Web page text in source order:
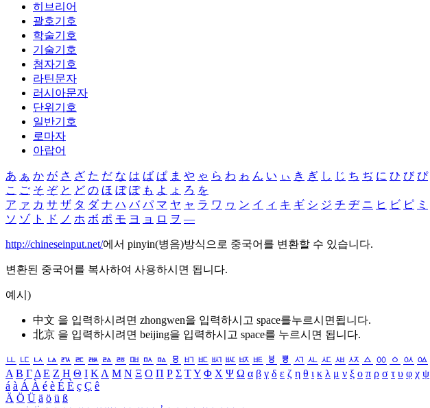
히브리어
괄호기호
학술기호
기술기호
첨자기호
라틴문자
러시아문자
단위기호
일반기호
로마자
아랍어
あ ぁ か が さ ざ た だ な は ば ぱ ま や ゃ ら わ ゎ ん い ぃ き ぎ し じ ち ぢ に ひ び ぴ
こ ご そ ぞ と ど の ほ ぼ ぽ も よ ょ ろ を
ア ァ カ サ ザ タ ダ ナ ハ バ パ マ ヤ ャ ラ ワ ヮ ン イ ィ キ ギ シ ジ チ ヂ ニ ヒ ビ ピ ミ
ソ ゾ ト ド ノ ホ ボ ポ モ ヨ ョ ロ ヲ ―
http://chineseinput.net/에서 pinyin(병음)방식으로 중국어를 변환할 수 있습니다.
변환된 중국어를 복사하여 사용하시면 됩니다.
예시)
中文 을 입력하시려면 zhongwen을 입력하시고 space를누르시면됩니다.
北京 을 입력하시려면 beijing을 입력하시고 space를 누르시면 됩니다.
ㅥ ㅦ ㅧ ㅨ ㅩ ㅪ ㅫ ㅬ ㅭ ㅮ ㅯ ㅰ ㅱ ㅲ ㅳ ㅴ ㅵ ㅶ ㅷ ㅸ ㅹ ㅺ ㅻ ㅼ ㅽ ㅾ ㅿ ㆀ ㆁ ㆂ ㆃ
Α Β ΓΔ Ε Ζ Η Θ Ι ΚΛ Μ Ν Ξ Ο Π Ρ Σ ΤΥ Φ Χ Ψ Ω α β γ δ ε ζ η θ ι κ λ μ ν ξ ο π ρ σ τ υ φ χ ψ
á à Á À é è É È ç Ç ê
Ä Ö Ü ä ö ü ß